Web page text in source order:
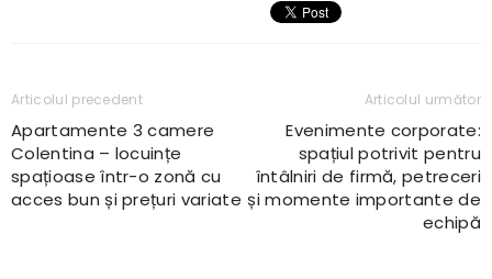
Articolul precedent
Apartamente 3 camere
Colentina – locuințe
spațioase într-o zonă cu
acces bun și prețuri variate
Articolul următor
Evenimente corporate:
spațiul potrivit pentru
întâlniri de firmă, petreceri
și momente importante de
echipă